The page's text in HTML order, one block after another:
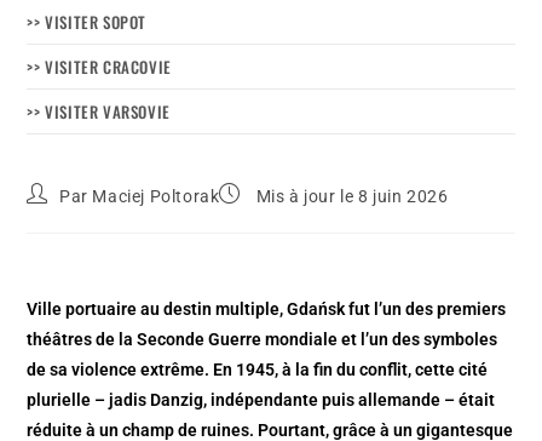
>> VISITER SOPOT
>> VISITER CRACOVIE
>> VISITER VARSOVIE
Par Maciej Poltorak Mis à jour le 8 juin 2026
Ville portuaire au destin multiple, Gdańsk fut l’un des premiers
théâtres de la Seconde Guerre mondiale et l’un des symboles
de sa violence extrême. En 1945, à la fin du conflit, cette cité
plurielle – jadis Danzig, indépendante puis allemande – était
réduite à un champ de ruines. Pourtant, grâce à un gigantesque